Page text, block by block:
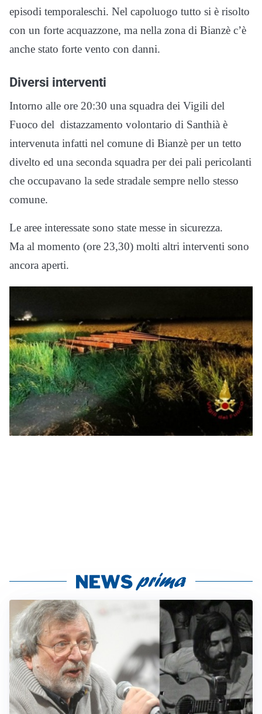
episodi temporaleschi. Nel capoluogo tutto si è risolto
con un forte acquazzone, ma nella zona di Bianzè c’è
anche stato forte vento con danni.
Diversi interventi
Intorno alle ore 20:30 una squadra dei Vigili del
Fuoco del distazzamento volontario di Santhià è
intervenuta infatti nel comune di Bianzè per un tetto
divelto ed una seconda squadra per dei pali pericolanti
che occupavano la sede stradale sempre nello stesso
comune.
Le aree interessate sono state messe in sicurezza.
Ma al momento (ore 23,30) molti altri interventi sono
ancora aperti.